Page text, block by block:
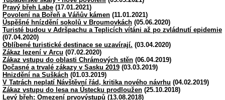
Pravý břeh Labe (17.01.2021)
Povolení na Bořeň a Váňův kámen (11.01.2021)
Úspěšné hnízdění sokolů v Broumovkách (05.06.2020)
Turisté budou v Adršpachu a Teplicích vítáni až po zvládnutí epidemie
(07.04.2020)
Oblíbené turistické destinace se uzavírají. (03.04.2020)
Zákaz lezení v Arcu (07.02.2020)
Zákaz vstupu do oblasti Chrámových stěn (06.04.2019)
Dočasné a trvalé zákazy v Sasku 2019 (03.03.2019)
Hnizdění na Suškách (01.03.2019)
V Tatrách neplatí Návštěvní řád, kritika nového návrhu (04.02.2019)
Zákaz vstupu do lesa na Ústecku prodloužen (25.10.2018)
Levý břeh: Omezení prvovýstupů (13.08.2018)